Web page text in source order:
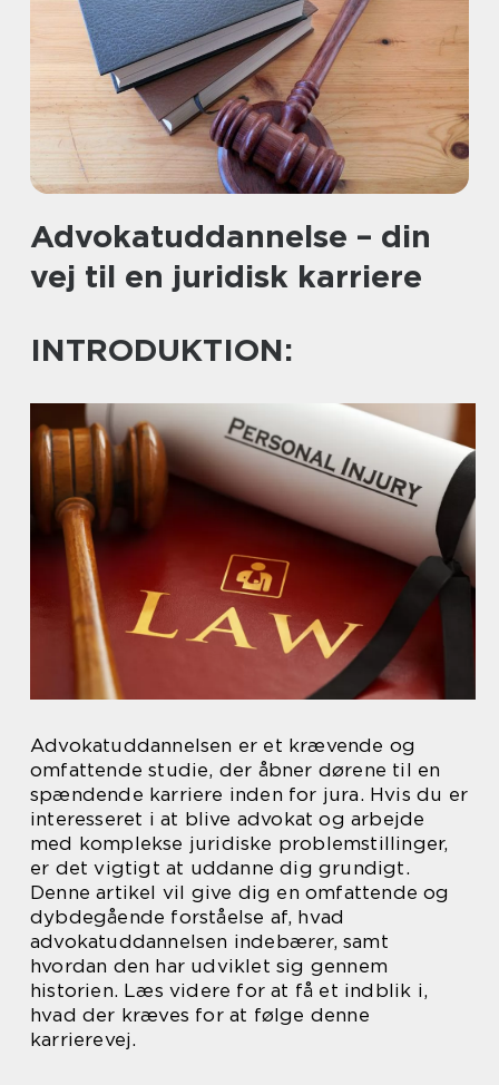
Advokatuddannelse – din
vej til en juridisk karriere
INTRODUKTION:
Advokatuddannelsen er et krævende og
omfattende studie, der åbner dørene til en
spændende karriere inden for jura. Hvis du er
interesseret i at blive advokat og arbejde
med komplekse juridiske problemstillinger,
er det vigtigt at uddanne dig grundigt.
Denne artikel vil give dig en omfattende og
dybdegående forståelse af, hvad
advokatuddannelsen indebærer, samt
hvordan den har udviklet sig gennem
historien. Læs videre for at få et indblik i,
hvad der kræves for at følge denne
karrierevej.